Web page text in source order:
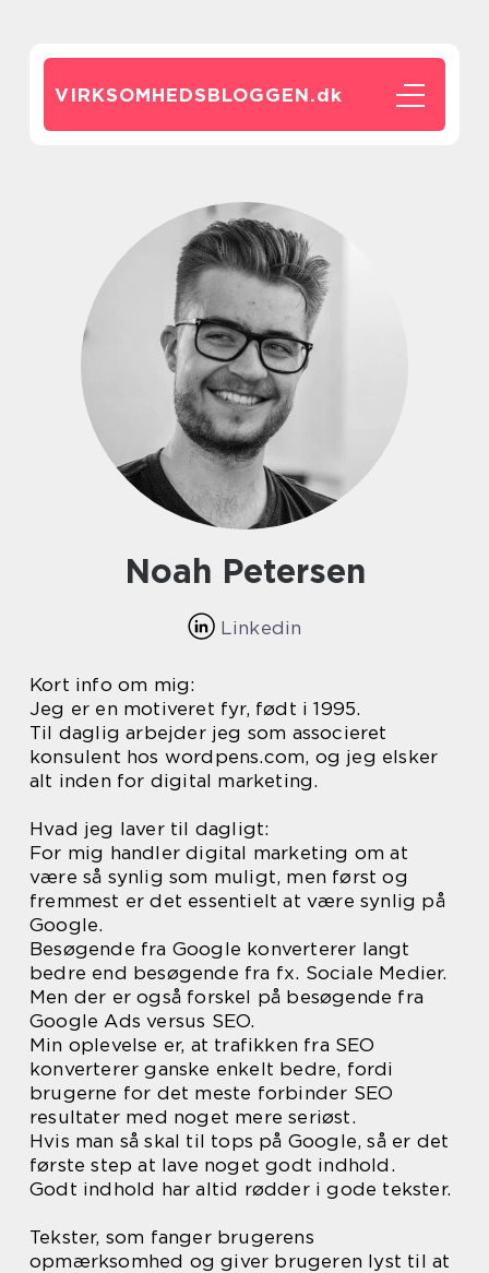
VIRKSOMHEDSBLOGGEN.dk
Noah Petersen
Linkedin
Kort info om mig:
Jeg er en motiveret fyr, født i 1995.
Til daglig arbejder jeg som associeret
konsulent hos wordpens.com, og jeg elsker
alt inden for digital marketing.
Hvad jeg laver til dagligt:
For mig handler digital marketing om at
være så synlig som muligt, men først og
fremmest er det essentielt at være synlig på
Google.
Besøgende fra Google konverterer langt
bedre end besøgende fra fx. Sociale Medier.
Men der er også forskel på besøgende fra
Google Ads versus SEO.
Min oplevelse er, at trafikken fra SEO
konverterer ganske enkelt bedre, fordi
brugerne for det meste forbinder SEO
resultater med noget mere seriøst.
Hvis man så skal til tops på Google, så er det
første step at lave noget godt indhold.
Godt indhold har altid rødder i gode tekster.
Tekster, som fanger brugerens
opmærksomhed og giver brugeren lyst til at